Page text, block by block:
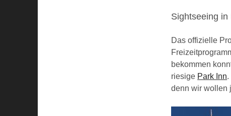
Sightseeing in
Das offizielle
bekommen
riesige Park Inn.
denn wir wollen